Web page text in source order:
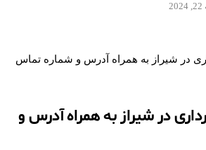
در شیراز به همراه آدرس و